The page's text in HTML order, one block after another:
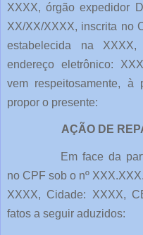
XXXX, órgão expedidor
XX/XX/XXXX, inscrita no
estabelecida na
endereço eletrônico:
vem respeitosamente, à
propor o presente:
AÇÃO DE
Em face da
no CPF sob o nº
XXXX, Cidade: XXXX,
fatos a seguir aduzidos: